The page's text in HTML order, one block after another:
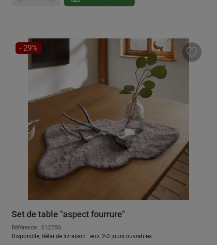
RÉDUCTION
- 29%
Set de table "aspect fourrure"
Référence : 612556
Disponible, délai de livraison : env. 2-3 jours ouvrables